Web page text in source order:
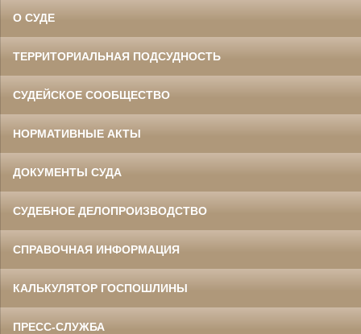
О СУДЕ
ТЕРРИТОРИАЛЬНАЯ ПОДСУДНОСТЬ
СУДЕЙСКОЕ СООБЩЕСТВО
НОРМАТИВНЫЕ АКТЫ
ДОКУМЕНТЫ СУДА
СУДЕБНОЕ ДЕЛОПРОИЗВОДСТВО
СПРАВОЧНАЯ ИНФОРМАЦИЯ
КАЛЬКУЛЯТОР ГОСПОШЛИНЫ
ПРЕСС-СЛУЖБА